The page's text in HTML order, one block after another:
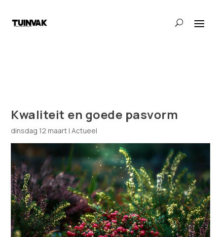
Kwaliteit en goede pasvorm
dinsdag 12 maart |Actueel